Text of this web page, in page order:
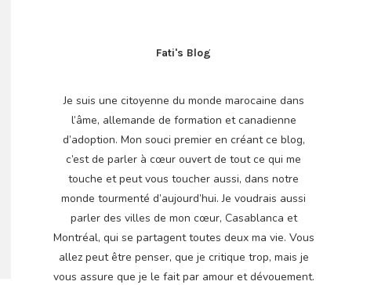
Fati's Blog
Je suis une citoyenne du monde marocaine dans
l’âme, allemande de formation et canadienne
d’adoption. Mon souci premier en créant ce blog,
c’est de parler à cœur ouvert de tout ce qui me
touche et peut vous toucher aussi, dans notre
monde tourmenté d’aujourd’hui. Je voudrais aussi
parler des villes de mon cœur, Casablanca et
Montréal, qui se partagent toutes deux ma vie. Vous
allez peut être penser, que je critique trop, mais je
vous assure que je le fait par amour et dévouement.